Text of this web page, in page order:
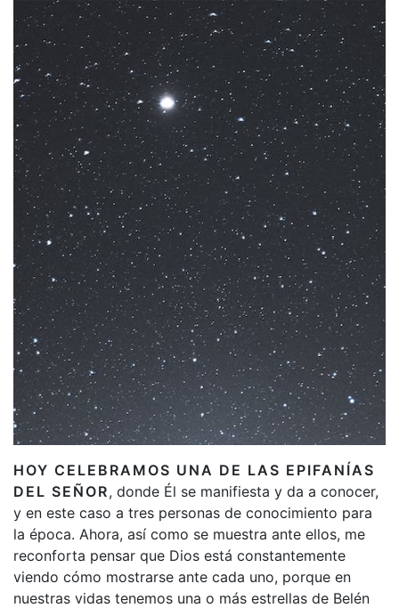
HOY CELEBRAMOS UNA DE LAS EPIFANÍAS
DEL SEÑOR, donde Él se manifiesta y da a conocer,
y en este caso a tres personas de conocimiento para
la época. Ahora, así como se muestra ante ellos, me
reconforta pensar que Dios está constantemente
viendo cómo mostrarse ante cada uno, porque en
nuestras vidas tenemos una o más estrellas de Belén